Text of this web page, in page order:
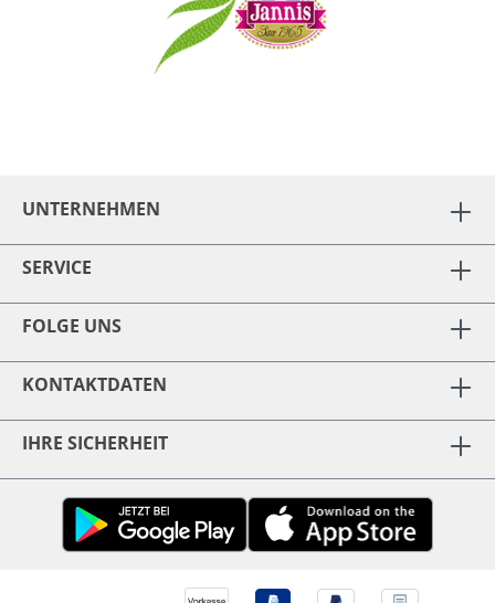
UNTERNEHMEN
SERVICE
FOLGE UNS
KONTAKTDATEN
IHRE SICHERHEIT